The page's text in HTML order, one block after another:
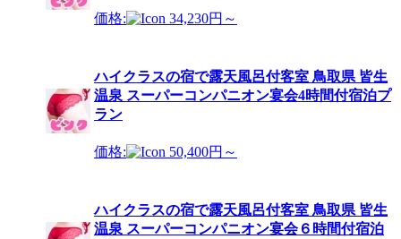
価格: 34,230円～
ハイクラスの宿で露天風呂付客室 鳥取県 皆生
温泉 スーパーコンパニオン宴会4時間付宿泊プ
ラン
価格: 50,400円～
ハイクラスの宿で露天風呂付客室 鳥取県 皆生
温泉 スーパーコンパニオン宴会６時間付宿泊